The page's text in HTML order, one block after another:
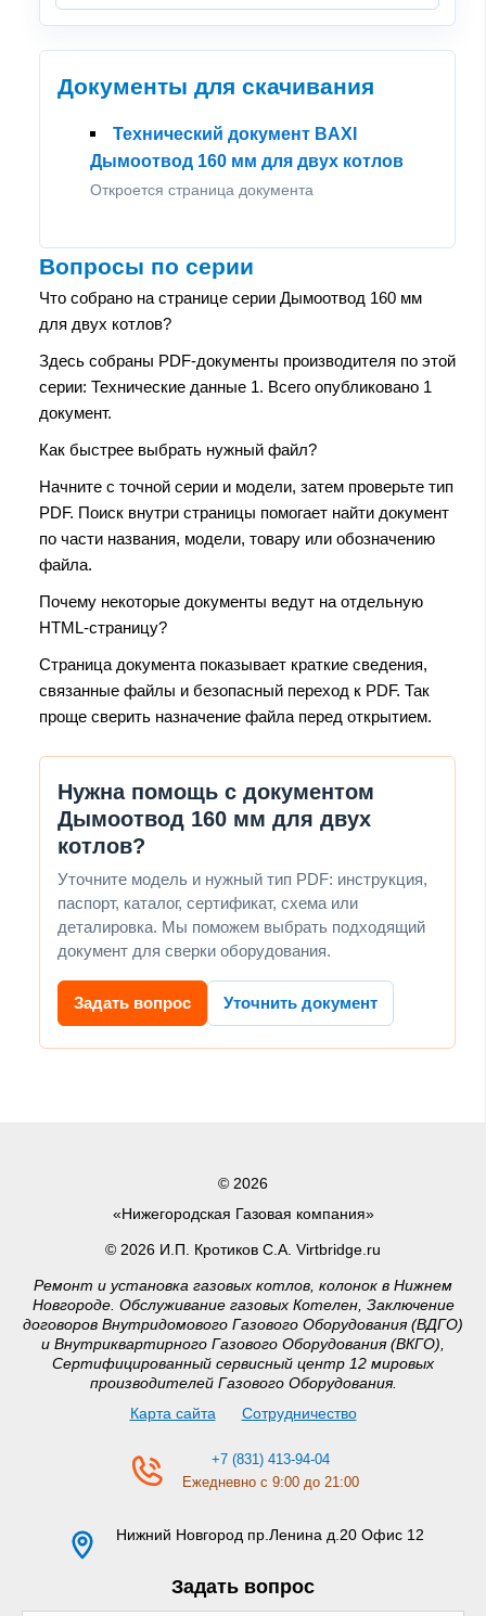
Документы для скачивания
Технический документ BAXI
Дымоотвод 160 мм для двух котлов
Откроется страница документа
Вопросы по серии
Что собрано на странице серии Дымоотвод 160 мм
для двух котлов?
Здесь собраны PDF-документы производителя по этой
серии: Технические данные 1. Всего опубликовано 1
документ.
Как быстрее выбрать нужный файл?
Начните с точной серии и модели, затем проверьте тип
PDF. Поиск внутри страницы помогает найти документ
по части названия, модели, товару или обозначению
файла.
Почему некоторые документы ведут на отдельную
HTML-страницу?
Страница документа показывает краткие сведения,
связанные файлы и безопасный переход к PDF. Так
проще сверить назначение файла перед открытием.
Нужна помощь с документом
Дымоотвод 160 мм для двух
котлов?
Уточните модель и нужный тип PDF: инструкция,
паспорт, каталог, сертификат, схема или
деталировка. Мы поможем выбрать подходящий
документ для сверки оборудования.
Задать вопрос Уточнить документ
© 2026
«Нижегородская Газовая компания»
© 2026 И.П. Кротиков С.А. Virtbridge.ru
Ремонт и установка газовых котлов, колонок в Нижнем
Новгороде. Обслуживание газовых Котелен, Заключение
договоров Внутридомового Газового Оборудования (ВДГО)
и Внутриквартирного Газового Оборудования (ВКГО),
Сертифицированный сервисный центр 12 мировых
производителей Газового Оборудования.
Карта сайта
Сотрудничество
+7 (831) 413-94-04
Ежедневно с 9:00 до 21:00
Нижний Новгород пр.Ленина д.20 Офис 12
Задать вопрос